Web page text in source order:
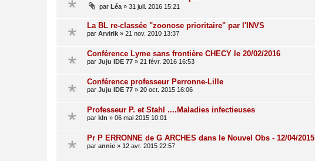
par Léa » 31 juil. 2016 15:21
La BL re-classée "zoonose prioritaire" par l'INVS
par Arvirik » 21 nov. 2010 13:37
Conférence Lyme sans frontière CHECY le 20/02/2016
par Juju IDE 77 » 21 févr. 2016 16:53
Conférence professeur Perronne-Lille
par Juju IDE 77 » 20 oct. 2015 16:06
Professeur P. et Stahl ....Maladies infectieuses
par kln » 06 mai 2015 10:01
Pr P ERRONNE de G ARCHES dans le Nouvel Obs - 12/04/2015
par annie » 12 avr. 2015 22:57